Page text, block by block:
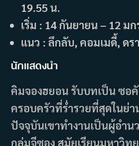
19.55 น.
เริ่ม : 14 กันยายน – 12 ม
แนว : ลึกลับ, คอมเมดี้, ดร
นักแสดงนำ
คิมจองฮยอน รับบทเป็น ซอ
ครอบครัวที่ร่ำรวยที่สุดในย่า
ปัจจุบันเขาทำงานเป็นผู้อำน
กลุ่มจีซอง สมัยเรียนมหาวิท